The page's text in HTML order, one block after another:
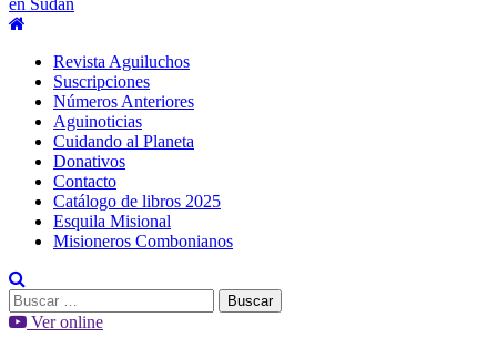
en Sudán
Revista Aguiluchos
Suscripciones
Números Anteriores
Aguinoticias
Cuidando al Planeta
Donativos
Contacto
Catálogo de libros 2025
Esquila Misional
Misioneros Combonianos
Buscar:
Ver online